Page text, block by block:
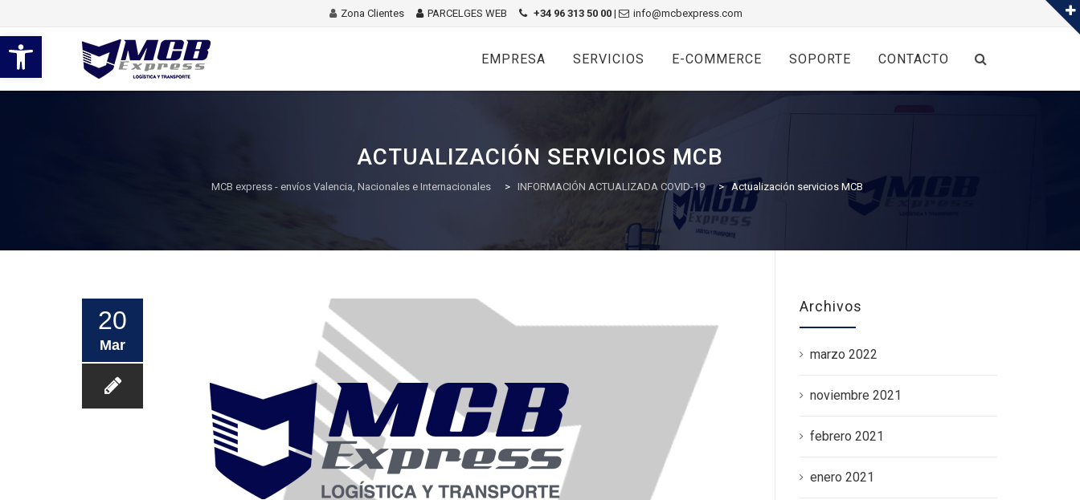
Abrir barra de herramientas
Zona Clientes PARCELGES WEB +34 96 313 50 00 | info@mcbexpress.com
content
EMPRESA SERVICIOS E-COMMERCE SOPORTE CONTACTO
ACTUALIZACIÓN SERVICIOS MCB
MCB express - envíos Valencia, Nacionales e Internacionales > INFORMACIÓN ACTUALIZADA COVID-19 > Actualización servicios MCB
20
Mar
Archivos
marzo 2022
noviembre 2021
febrero 2021
enero 2021